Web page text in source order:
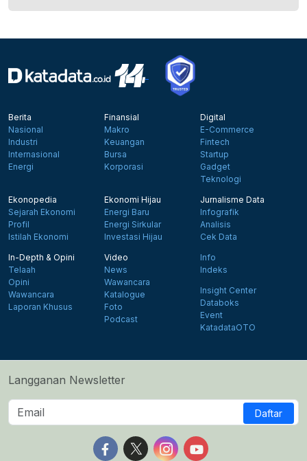
Berita
Nasional
Industri
Internasional
Energi
Finansial
Makro
Keuangan
Bursa
Korporasi
Digital
E-Commerce
Fintech
Startup
Gadget
Teknologi
Ekonopedia
Sejarah Ekonomi
Profil
Istilah Ekonomi
Ekonomi Hijau
Energi Baru
Energi Sirkular
Investasi Hijau
Jurnalisme Data
Infografik
Analisis
Cek Data
In-Depth & Opini
Telaah
Opini
Wawancara
Laporan Khusus
Video
News
Wawancara
Katalogue
Foto
Podcast
Info
Indeks
Insight Center
Databoks
Event
KatadataOTO
Langganan Newsletter
Daftar
Follow us on Facebook
Follow us on X
Follow us on Instagram
Follow us on